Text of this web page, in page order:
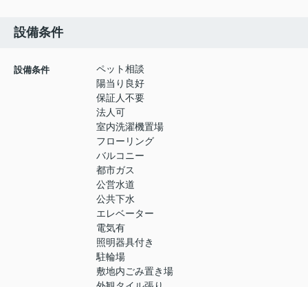
設備条件
設備条件
ペット相談
陽当り良好
保証人不要
法人可
室内洗濯機置場
フローリング
バルコニー
都市ガス
公営水道
公共下水
エレベーター
電気有
照明器具付き
駐輪場
敷地内ごみ置き場